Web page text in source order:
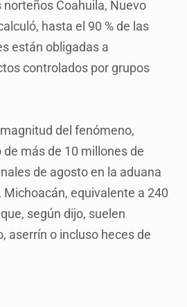
Coahuila, Nuevo
hasta el 90 % de las
están obligadas a
controlados por grupos
del fenómeno,
más de 10 millones de
de agosto en la aduana
Michoacán, equivalente a 240
según dijo, suelen
aserrín o incluso heces de